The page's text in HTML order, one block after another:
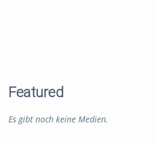
Featured
Es gibt noch keine Medien.